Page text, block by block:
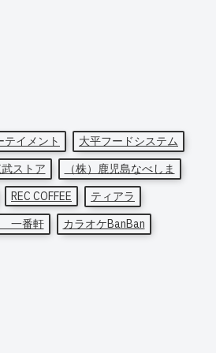
イメント
大平フードシステム
ストア
（株）鹿児島なべしま
REC COFFEE
ティアラ
一番軒
カラオケBanBan